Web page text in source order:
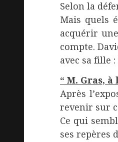
Selon la
Mais quels
acquérir
compte.
avec sa fille
“ M. Gras,
Après
revenir sur
Ce qui
ses repères